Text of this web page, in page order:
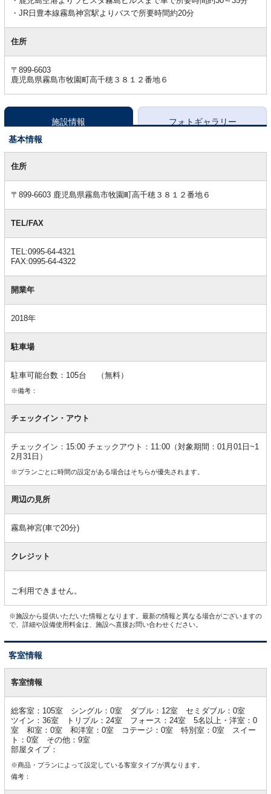
JR日豊本線霧島神宮駅よりバスで所要時間約20分
住所
〒899-6603
鹿児島県霧島市牧園町高千穂３８１２番地６
施設情報
フォトギャラリー
基本情報
本住所
〒899-6603 鹿児島県霧島市牧園町高千穂３８１２番地６
TEL/FAX
TEL:0995-64-4321
FAX:0995-64-4322
開業年
2018年
駐車場
駐車可能台数：105台 （無料）
※備考：
チェックイン・アウト
チェックイン：15:00 チェックアウト：11:00（対象期間：01月01日~1
2月31日）
※プランごとに時間の設定がある場合はそちらが優先されます。
周辺の見所
霧島神宮(車で20分)
クレジット
ご利用できません。
※施設から提供いただいた情報となります。最新の情報と異なる場合がございますの
で、詳細や設備使用料金は、施設へ直接お問い合わせください。
客室情報
室客室情報
総客室：105室 シングル：0室 ダブル：12室 セミダブル：0室
ツイン：36室 トリプル：24室 フォース：24室 5名以上・洋室：0
室 和室：0室 和洋室：0室 コテージ：0室 特別室：0室 スイー
ト：0室 その他：9室
部屋タイプ：
※商品・プランによって設定している客室タイプが異なります。
備考：